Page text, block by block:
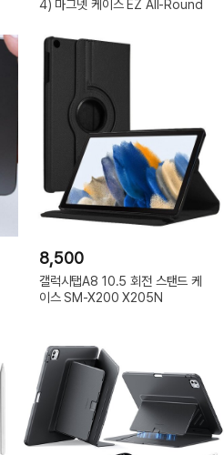
4) 마그넷 케이스 EZ All-Round
8,500
갤럭시탭A8 10.5 회전 스탠드 케
이스 SM-X200 X205N